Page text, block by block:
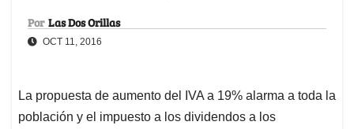
Por Las Dos Orillas
OCT 11, 2016
La propuesta de aumento del IVA a 19% alarma a toda la
población y el impuesto a los dividendos a los